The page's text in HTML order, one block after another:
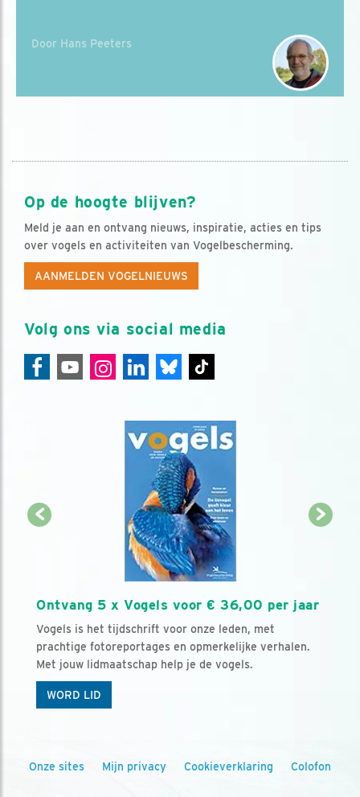
Door Hans Peeters
Op de hoogte blijven?
Meld je aan en ontvang nieuws, inspiratie, acties en tips
over vogels en activiteiten van Vogelbescherming.
AANMELDEN VOGELNIEUWS
Volg ons via social media
Ontvang 5 x Vogels voor € 36,00 per jaar
Vogels is het tijdschrift voor onze leden, met
prachtige fotoreportages en opmerkelijke verhalen.
Met jouw lidmaatschap help je de vogels.
WORD LID
Onze sites Mijn privacy Cookieverklaring Colofon